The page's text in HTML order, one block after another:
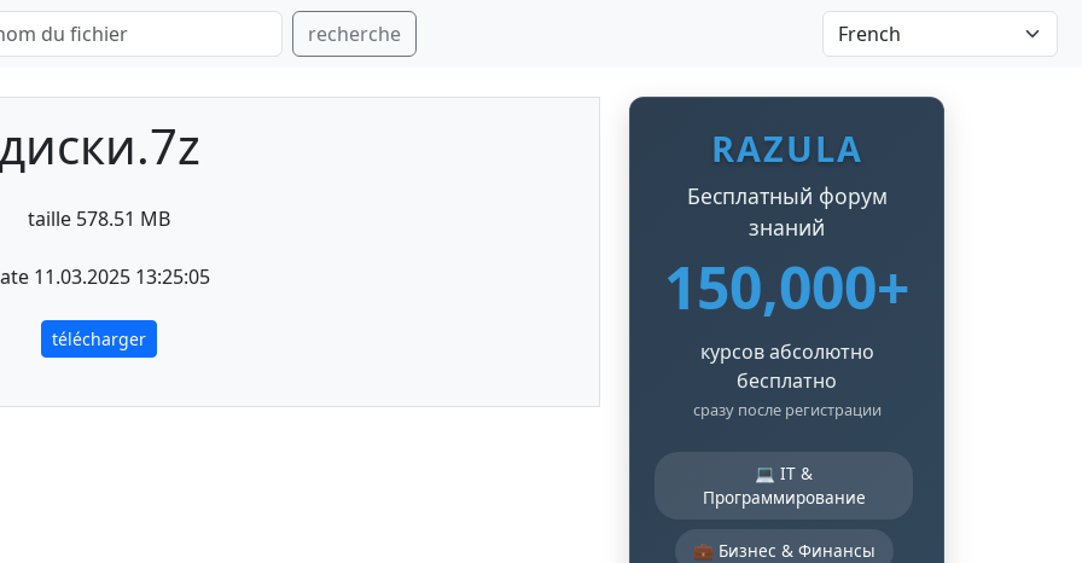
recherche
taille 578.51 MB
11.03.2025 13:25:05
télécharger
RAZULA
Бесплатный форум
знаний
150,000+
курсов абсолютно
бесплатно
сразу после регистрации
💻 IT &
Программирование
💼 Бизнес & Финансы